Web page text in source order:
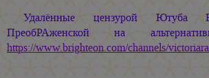
Удалённые цензурой Ютуба
ПреобРАженской на
https://www.brighteon.com/channels/victoriara